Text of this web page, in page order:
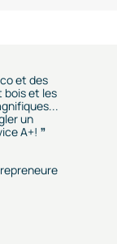
et des
bois et les
un
A+!